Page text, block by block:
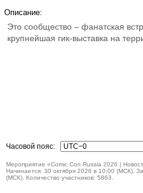
Описание:
Это сообщество – фанатская
крупнейшая гик-выставка на
Часовой пояс:
Мероприятие «Comic Con Russia 2026 |
Начинается: 30 октября 2026 в 10:00 (МСК).
(МСК). Количество участников: 5863.